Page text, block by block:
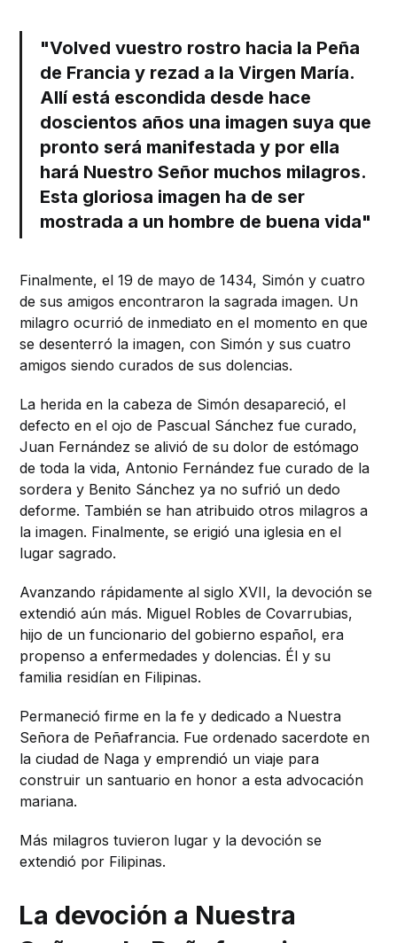
"Volved vuestro rostro hacia la Peña
de Francia y rezad a la Virgen María.
Allí está escondida desde hace
doscientos años una imagen suya que
pronto será manifestada y por ella
hará Nuestro Señor muchos milagros.
Esta gloriosa imagen ha de ser
mostrada a un hombre de buena vida"
Finalmente, el 19 de mayo de 1434, Simón y cuatro
de sus amigos encontraron la sagrada imagen. Un
milagro ocurrió de inmediato en el momento en que
se desenterró la imagen, con Simón y sus cuatro
amigos siendo curados de sus dolencias.
La herida en la cabeza de Simón desapareció, el
defecto en el ojo de Pascual Sánchez fue curado,
Juan Fernández se alivió de su dolor de estómago
de toda la vida, Antonio Fernández fue curado de la
sordera y Benito Sánchez ya no sufrió un dedo
deforme. También se han atribuido otros milagros a
la imagen. Finalmente, se erigió una iglesia en el
lugar sagrado.
Avanzando rápidamente al siglo XVII, la devoción se
extendió aún más. Miguel Robles de Covarrubias,
hijo de un funcionario del gobierno español, era
propenso a enfermedades y dolencias. Él y su
familia residían en Filipinas.
Permaneció firme en la fe y dedicado a Nuestra
Señora de Peñafrancia. Fue ordenado sacerdote en
la ciudad de Naga y emprendió un viaje para
construir un santuario en honor a esta advocación
mariana.
Más milagros tuvieron lugar y la devoción se
extendió por Filipinas.
La devoción a Nuestra